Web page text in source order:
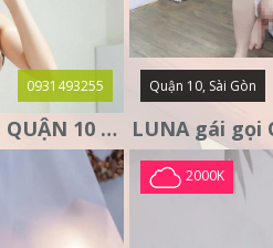
0931493255
THU QUỲNH GÁI GỌI QUẬN 10 – MẶT XINH DA TRẮNG – SANG
Quận 10, Sài Gòn
2000K